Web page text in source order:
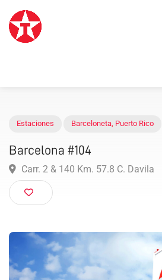
Barcelona #104
Carr. 2 & 140 Km. 57.8 C. Davila